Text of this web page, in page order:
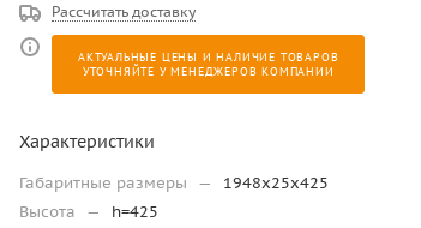
Рассчитать доставку
АКТУАЛЬНЫЕ ЦЕНЫ И НАЛИЧИЕ ТОВАРОВ
УТОЧНЯЙТЕ У МЕНЕДЖЕРОВ КОМПАНИИ
Характеристики
Габаритные размеры —
1948х25х425
Высота
—
h=425